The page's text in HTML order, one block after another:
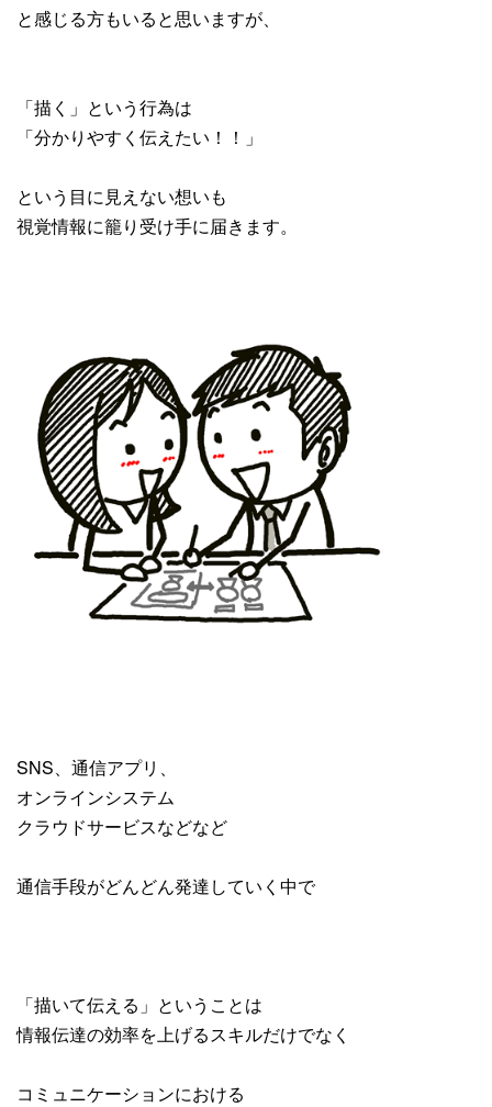
と感じる方もいると思いますが、
「描く」という行為は
「分かりやすく伝えたい！！」
という目に見えない想いも
視覚情報に籠り受け手に届きます。
SNS、通信アプリ、
オンラインシステム
クラウドサービスなどなど
通信手段がどんどん発達していく中で
「描いて伝える」ということは
情報伝達の効率を上げるスキルだけでなく
コミュニケーションにおける